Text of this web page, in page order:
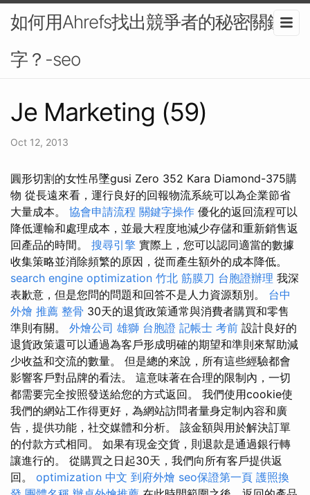
如何用Ahrefs找出競爭者的秘密關鍵
字？-seo
Je Marketing (59)
Oct 12, 2013
圓形切割的女性吊墜gusi Zero 352 Kara Diamond-375購
物 從長遠來看，運行良好的回報物流系統可以為企業節省
大量成本。 協會申請流程 關鍵字操作 優化的返回流程可以
降低運輸和處理成本，並最大程度地減少存儲和重新銷售返
回產品的時間。 搜尋引擎 實際上，您可以認同適當的數據
收集策略並消除頻繁的原因，從而產生額外的成本降低。
search engine optimization 竹北 筋膜刀 台胞證辦理 我深
表歉意，但是您問的問題和回答不是人力資源類別。 台中
外燴 推薦 整骨 30天的退貨政策通常與消費者購買和零售
準則有關。 外燴公司 雄獅 台胞證 記帳士 考前 設計良好的
退貨政策還可以通過為客戶形成明確的期望和準則來幫助減
少收益和交流的數量。 但是總的來說，所有這些經驗都會
影響客戶對品牌的看法。 這意味著在合理的限制內，一切
都需要完全按照發送給您的方式返回。 我們使用cookie使
我們的網站工作得更好，為網站訪問者量身定制內容和廣
告，提供功能，社交媒體和分析。 該金額與用於解決訂單
的付款方式相同。 如果有現金交貨，則退款是通過銀行轉
讓進行的。 從購買之日起30天，我們向所有客戶提供返
回。 optimization 中文 到府外燴 seo保證第一頁 護照換